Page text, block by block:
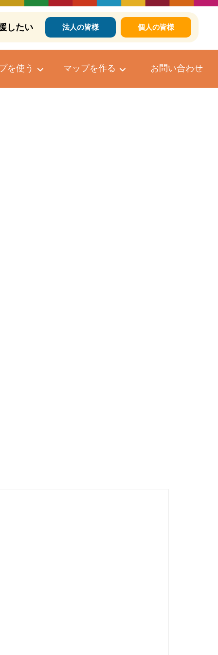
したい 法人の皆様 個人の皆様
を使う マップを作る お問い合わせ